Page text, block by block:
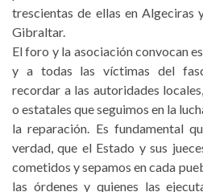
trescientas de ellas en Algeciras
Gibraltar.
El foro y la asociación convocan
y a todas las víctimas del
recordar a las autoridades
o estatales que seguimos en la
la reparación. Es fundamental
verdad, que el Estado y sus
cometidos y sepamos en cada
las órdenes y quienes las